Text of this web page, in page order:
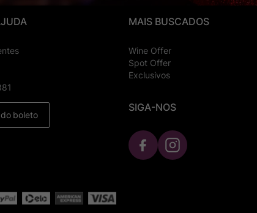
boleto
MAIS BUSCADOS
Wine Offer
Spot Offer
Exclusivos
SIGA-NOS